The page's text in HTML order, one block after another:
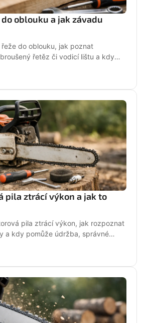
oblouku a jak závadu
do oblouku, jak poznat
řetěz či vodicí lištu a kdy
pila ztrácí výkon a jak to
pila ztrácí výkon, jak rozpoznat
a kdy pomůže údržba, správné